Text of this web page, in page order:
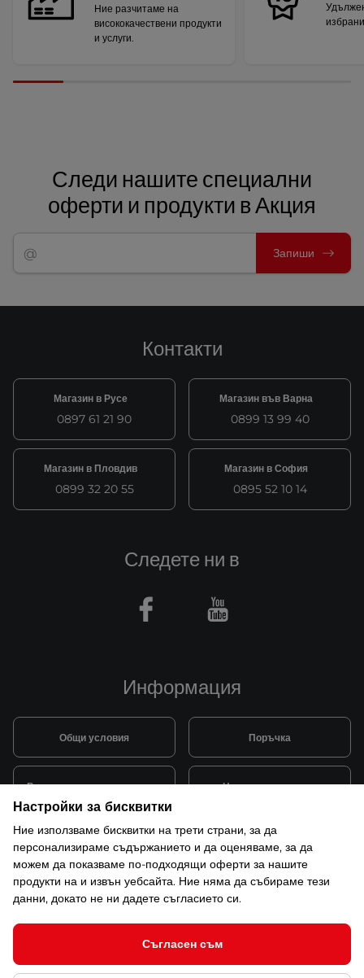
Ние разчитаме на
висококачествени продукти
и услуги.
Следи нашите специални
оферти и продукти в Акция
Запиши
Контакти
Магазин в Русе
0897 61 21 90
Магазин във Варна
0899 13 99 40
Магазин в Пловдив
0899 32 20 55
Магазин в София
0895 52 10 14
Информация
Общи условия Поръчка
Видове и цена за транспорт Начини на плащане
Система за лоялни клиенти Монтаж и поддръжка
Рекламации и гаранция
Следете ни в
Facebook Youtube
Настройки за бисквитки
Ние използваме бисквитки на трети страни, за да
персонализираме съдържанието и да оценяваме, за да
можем да показваме по-подходящи оферти за нашите
продукти на и извън уебсайта. Ние няма да събираме тези
данни, докато не ни дадете съгласието си.
Съгласен съм